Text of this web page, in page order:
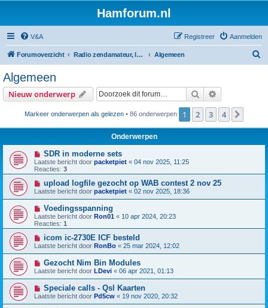
Hamforum.nl
V&A Aanmelden
Registreer
Forumoverzicht Radio zendamateur, luisteramateur en elektronica zelfbouw Algemeen
Algemeen
Nieuw onderwerp Zoek
Markeer onderwerpen als gelezen • 86 onderwerpen 1 2 3 4
Onderwerpen
SDR in moderne sets
Laatste bericht door packetpiet « 04 nov 2025, 11:25
Reacties: 3
upload logfile gezocht op WAB contest 2 nov 25
Laatste bericht door packetpiet « 02 nov 2025, 18:36
Voedingsspanning
Laatste bericht door Ron01 « 10 apr 2024, 20:23
Reacties: 1
icom ic-2730E ICF besteld
Laatste bericht door RonBo « 25 mar 2024, 12:02
Gezocht Nim Bin Modules
Laatste bericht door LDevi « 06 apr 2021, 01:13
Speciale calls - Qsl Kaarten
Laatste bericht door Pd5cw « 19 nov 2020, 20:32